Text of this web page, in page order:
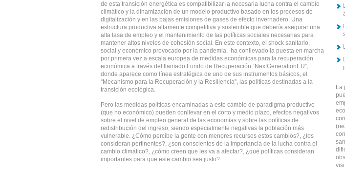
de esta transición energética es compatibilizar la necesaria lucha contra el cambio
climático y la dinamización de un modelo productivo basado en los procesos de
digitalización y en las bajas emisiones de gases de efecto invernadero. Una
estructura productiva altamente competitiva y sostenible que debería asegurar una
alta tasa de empleo y el mantenimiento de las políticas sociales necesarias para
mantener altos niveles de cohesión social. En este contexto, el shock sanitario,
social y económico provocado por la pandemia, ha conllevado la puesta en marcha
por primera vez a escala europea de medidas económicas para la recuperación
económica a través del llamado Fondo de Recuperación “NextGenerationEU”,
donde aparece como línea estratégica de uno de sus instrumentos básicos, el
“Mecanismo para la Recuperación y la Resiliencia”, las políticas destinadas a la
transición ecológica.
Pero las medidas políticas encaminadas a este cambio de paradigma productivo
(que no económico) pueden conllevar en el corto y medio plazo, efectos negativos
sobre el nivel de empleo general de las economías y sobre las políticas de
redistribución del ingreso, siendo especialmente negativas la población más
vulnerable. ¿Cómo percibe la gente con menores recursos estos cambios?, ¿los
consideran pertinentes?, ¿son conscientes de la importancia de la lucha contra el
cambio climático?, ¿cómo creen que les va a afectar?, ¿qué políticas consideran
importantes para que este cambio sea justo?
La